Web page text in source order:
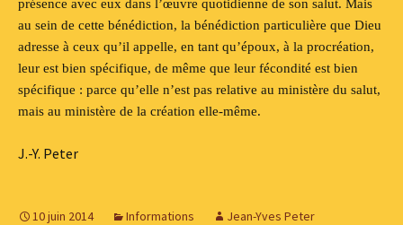
présence avec eux dans l’œuvre quotidienne de son salut. Mais
au sein de cette bénédiction, la bénédiction particulière que Dieu
adresse à ceux qu’il appelle, en tant qu’époux, à la procréation,
leur est bien spécifique, de même que leur fécondité est bien
spécifique : parce qu’elle n’est pas relative au ministère du salut,
mais au ministère de la création elle-même.
J.-Y. Peter
10 juin 2014 Informations Jean-Yves Peter